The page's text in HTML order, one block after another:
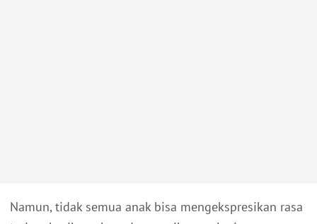
Namun, tidak semua anak bisa mengekspresikan rasa